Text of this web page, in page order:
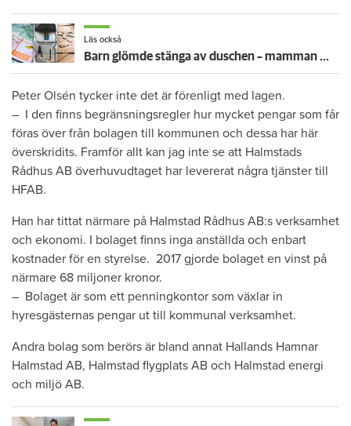
Läs också
Barn glömde stänga av duschen – mamman måste betala 300 000
Peter Olsén tycker inte det är förenligt med lagen.
– I den finns begränsningsregler hur mycket pengar som får
föras över från bolagen till kommunen och dessa har här
överskridits. Framför allt kan jag inte se att Halmstads
Rådhus AB överhuvudtaget har levererat några tjänster till
HFAB.
Han har tittat närmare på Halmstad Rådhus AB:s verksamhet
och ekonomi. I bolaget finns inga anställda och enbart
kostnader för en styrelse. 2017 gjorde bolaget en vinst på
närmare 68 miljoner kronor.
– Bolaget är som ett penningkontor som växlar in
hyresgästernas pengar ut till kommunal verksamhet.
Andra bolag som berörs är bland annat Hallands Hamnar
Halmstad AB, Halmstad flygplats AB och Halmstad energi
och miljö AB.